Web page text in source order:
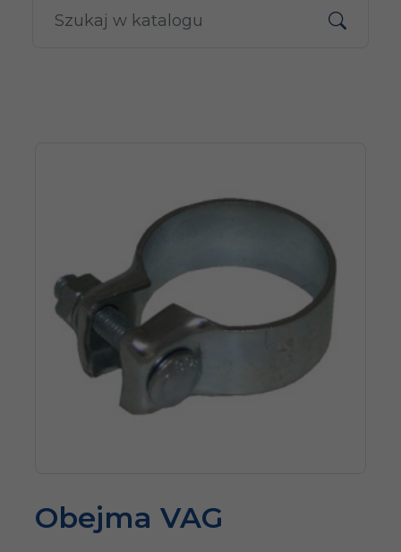
Obejma VAG